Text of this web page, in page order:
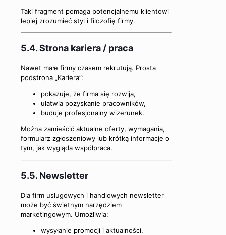
Taki fragment pomaga potencjalnemu klientowi
lepiej zrozumieć styl i filozofię firmy.
5.4. Strona kariera / praca
Nawet małe firmy czasem rekrutują. Prosta
podstrona „Kariera”:
pokazuje, że firma się rozwija,
ułatwia pozyskanie pracowników,
buduje profesjonalny wizerunek.
Można zamieścić aktualne oferty, wymagania,
formularz zgłoszeniowy lub krótką informacje o
tym, jak wygląda współpraca.
5.5. Newsletter
Dla firm usługowych i handlowych newsletter
może być świetnym narzędziem
marketingowym. Umożliwia:
wysyłanie promocji i aktualności,